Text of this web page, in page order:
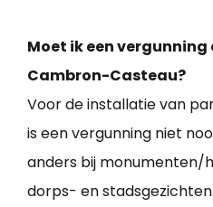
Moet ik een
Cambron-Casteau?
Voor de installatie van
is een vergunning niet
anders bij monumenten/
dorps- en